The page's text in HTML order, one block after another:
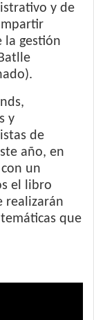
y de
la gestión
y
de
año, en
un
el libro
realizarán
que